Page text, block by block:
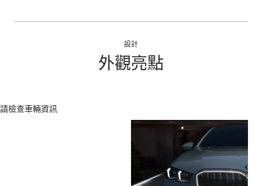
設計
外觀亮點
請檢查車輛資訊